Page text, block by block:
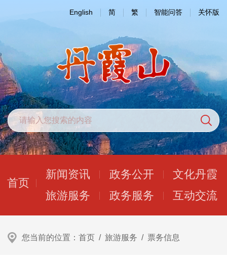
English 简 繁 智能问答 关怀版
首页
新闻资讯 政务公开
文化丹霞
旅游服务
政务服务 互动交流
您当前的位置： 首页 / 旅游服务 / 票务信息